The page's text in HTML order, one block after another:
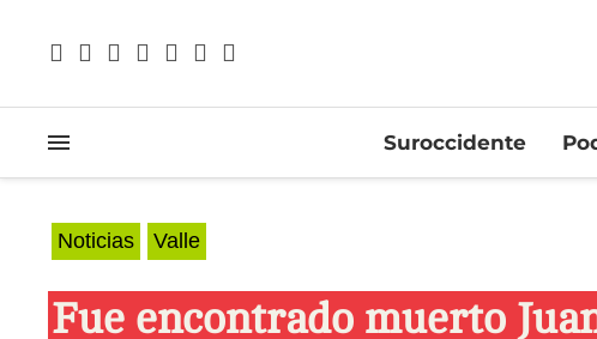
Suroccidente
Noticias Valle
Fue encontrado muerto